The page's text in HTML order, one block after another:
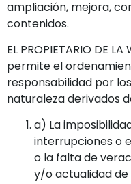
ampliación, mejora,
contenidos.
EL PROPIETARIO DE
permite el
responsabilidad por
naturaleza derivados
a) La
interrupciones o
o la falta de
y/o actualidad de